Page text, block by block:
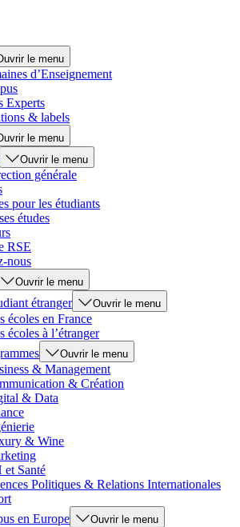
le menu
d’Enseignement
Experts
& labels
le menu
Ouvrir le menu
générale
pour les étudiants
études
RSE
nous
Ouvrir le menu
étranger Ouvrir le menu
écoles en France
écoles à l’étranger
Ouvrir le menu
& Management
& Création
& Data
& Wine
et Santé
Politiques & Relations Internationales
en Europe
Ouvrir le menu